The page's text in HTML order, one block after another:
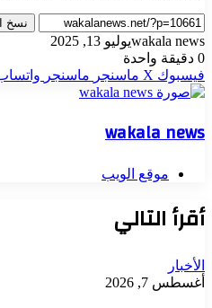
نسخ
wakala newsيوليو 13, 2025
0 دقيقة واحدة
فيسبوك ‫X ماسنجر ماسنجر
wakala news
موقع الويب
أقرأ التالي
الأخبار
أغسطس 7, 2026